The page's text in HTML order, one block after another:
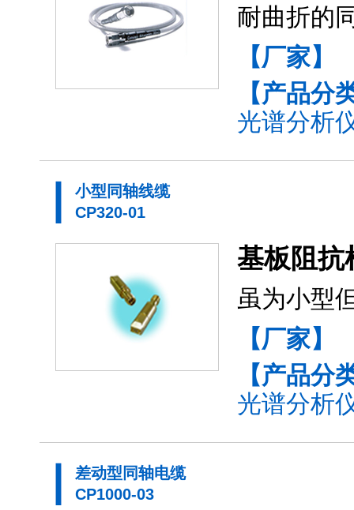
耐曲折的
【厂家】
【产品分
光谱分析
小型同轴线缆
CP320-01
基板阻抗
虽为小型
【厂家】
【产品分
光谱分析
差动型同轴电缆
CP1000-03